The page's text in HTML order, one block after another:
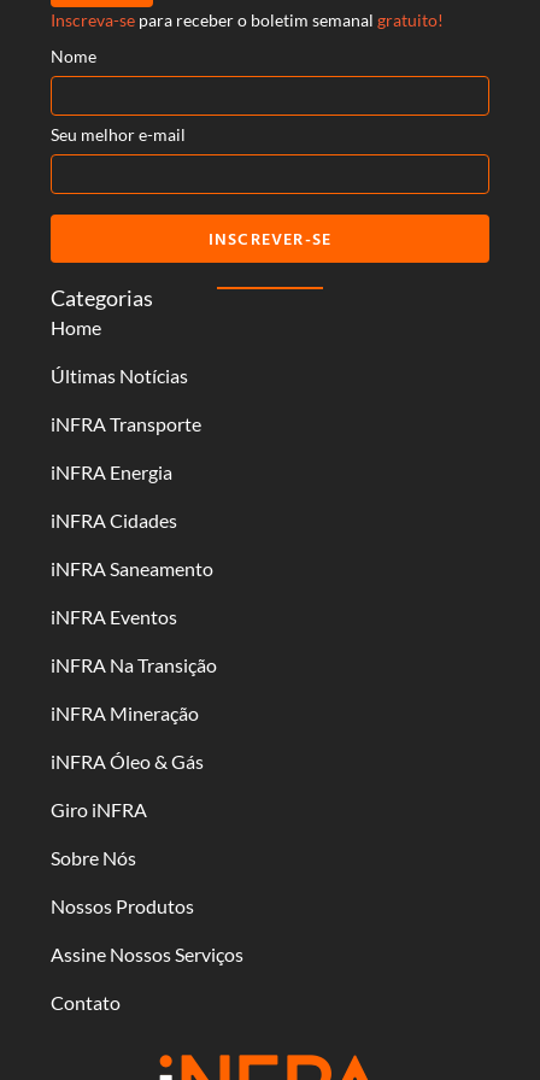
Categorias
Home
Últimas Notícias
iNFRA Transporte
iNFRA Energia
iNFRA Cidades
iNFRA Saneamento
iNFRA Eventos
iNFRA Na Transição
iNFRA Mineração
iNFRA Óleo & Gás
Giro iNFRA
Sobre Nós
Nossos Produtos
Assine Nossos Serviços
Contato
Inscreva-se para receber o boletim semanal gratuito!
Nome
Seu melhor e-mail
INSCREVER-SE